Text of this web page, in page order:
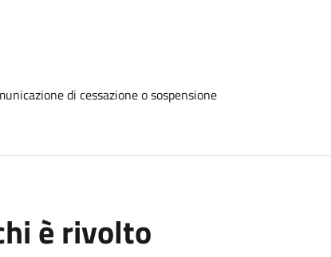
di cessazione o sospensione
è rivolto